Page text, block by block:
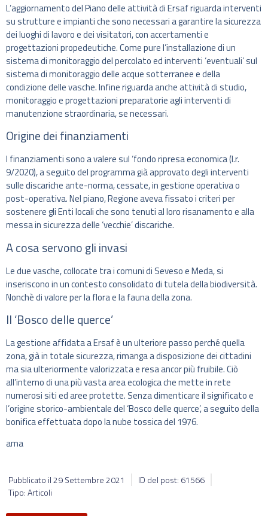
L’aggiornamento del Piano delle attività di Ersaf riguarda interventi
su strutture e impianti che sono necessari a garantire la sicurezza
dei luoghi di lavoro e dei visitatori, con accertamenti e
progettazioni propedeutiche. Come pure l’installazione di un
sistema di monitoraggio del percolato ed interventi ‘eventuali’ sul
sistema di monitoraggio delle acque sotterranee e della
condizione delle vasche. Infine riguarda anche attività di studio,
monitoraggio e progettazioni preparatorie agli interventi di
manutenzione straordinaria, se necessari.
Origine dei finanziamenti
I finanziamenti sono a valere sul ‘fondo ripresa economica (l.r.
9/2020), a seguito del programma già approvato degli interventi
sulle discariche ante-norma, cessate, in gestione operativa o
post-operativa. Nel piano, Regione aveva fissato i criteri per
sostenere gli Enti locali che sono tenuti al loro risanamento e alla
messa in sicurezza delle ‘vecchie’ discariche.
A cosa servono gli invasi
Le due vasche, collocate tra i comuni di Seveso e Meda, si
inseriscono in un contesto consolidato di tutela della biodiversità.
Nonchè di valore per la flora e la fauna della zona.
Il ‘Bosco delle querce’
La gestione affidata a Ersaf è un ulteriore passo perché quella
zona, già in totale sicurezza, rimanga a disposizione dei cittadini
ma sia ulteriormente valorizzata e resa ancor più fruibile. Ciò
all’interno di una più vasta area ecologica che mette in rete
numerosi siti ed aree protette. Senza dimenticare il significato e
l’origine storico-ambientale del ‘Bosco delle querce’, a seguito della
bonifica effettuata dopo la nube tossica del 1976.
ama
Pubblicato il29 Settembre 2021
ID del post: 61566
Tipo: Articoli